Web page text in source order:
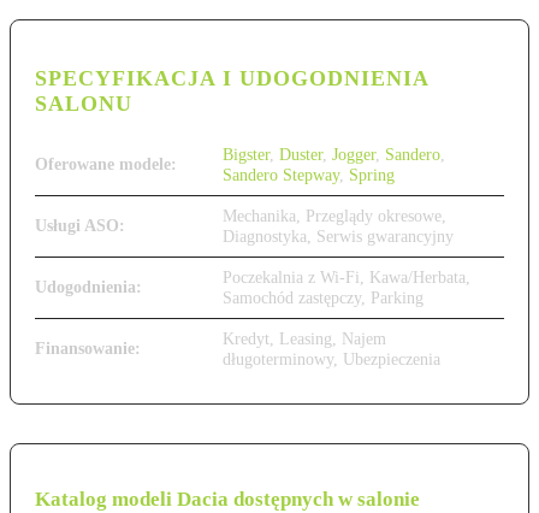
SPECYFIKACJA I UDOGODNIENIA
SALONU
Oferowane modele: Bigster, Duster, Jogger, Sandero
Sandero Stepway, Spring
Usługi ASO:
Mechanika, Przeglądy okresowe,
Diagnostyka, Serwis gwarancyjny
Udogodnienia:
Poczekalnia z Wi-Fi, Kawa/Herbata,
Samochód zastępczy, Parking
Finansowanie:
Kredyt, Leasing, Najem
długoterminowy, Ubezpieczenia
Katalog modeli Dacia dostępnych w salonie